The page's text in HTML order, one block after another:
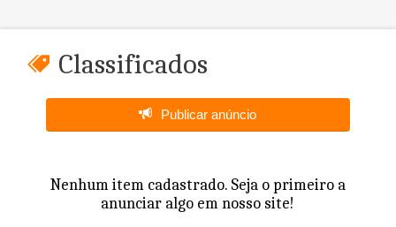
Classificados
Publicar anúncio
Nenhum item cadastrado. Seja o primeiro a
anunciar algo em nosso site!